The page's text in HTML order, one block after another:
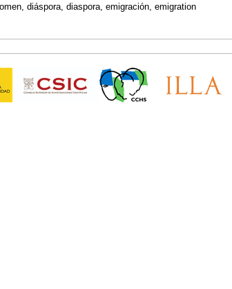
diáspora, diaspora, emigración, emigration